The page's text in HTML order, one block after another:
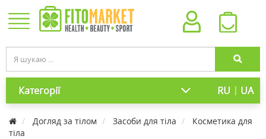
Категорії RU | UA
Догляд за тілом Засоби для тіла
Косметика для
тіла